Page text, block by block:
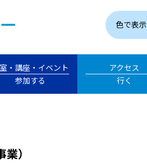
色で表示
・講座・イベント
参加する
アクセス
行く
）